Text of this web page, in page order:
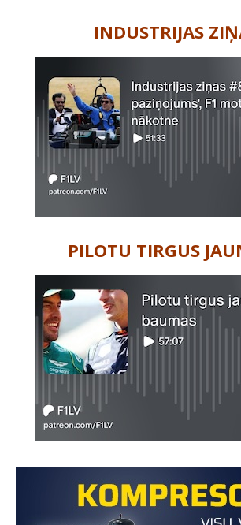
INDUSTRIJAS
PILOTU TIRGUS